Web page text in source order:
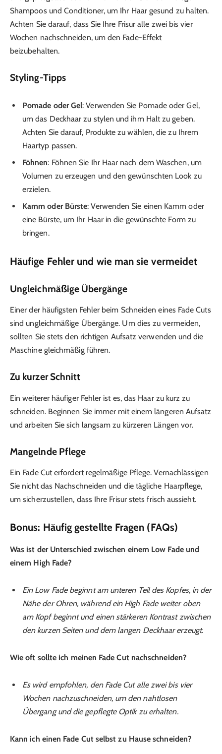
Shampoos und Conditioner, um Ihr Haar gesund zu halten.
Achten Sie darauf, dass Sie Ihre Frisur alle zwei bis vier
Wochen nachschneiden, um den Fade-Effekt
beizubehalten.
Styling-Tipps
Pomade oder Gel: Verwenden Sie Pomade oder Gel,
um das Deckhaar zu stylen und ihm Halt zu geben.
Achten Sie darauf, Produkte zu wählen, die zu Ihrem
Haartyp passen.
Föhnen: Föhnen Sie Ihr Haar nach dem Waschen, um
Volumen zu erzeugen und den gewünschten Look zu
erzielen.
Kamm oder Bürste: Verwenden Sie einen Kamm oder
eine Bürste, um Ihr Haar in die gewünschte Form zu
bringen.
Häufige Fehler und wie man sie vermeidet
Ungleichmäßige Übergänge
Einer der häufigsten Fehler beim Schneiden eines Fade Cuts
sind ungleichmäßige Übergänge. Um dies zu vermeiden,
sollten Sie stets den richtigen Aufsatz verwenden und die
Maschine gleichmäßig führen.
Zu kurzer Schnitt
Ein weiterer häufiger Fehler ist es, das Haar zu kurz zu
schneiden. Beginnen Sie immer mit einem längeren Aufsatz
und arbeiten Sie sich langsam zu kürzeren Längen vor.
Mangelnde Pflege
Ein Fade Cut erfordert regelmäßige Pflege. Vernachlässigen
Sie nicht das Nachschneiden und die tägliche Haarpflege,
um sicherzustellen, dass Ihre Frisur stets frisch aussieht.
Bonus: Häufig gestellte Fragen (FAQs)
Was ist der Unterschied zwischen einem Low Fade und
einem High Fade?
Ein Low Fade beginnt am unteren Teil des Kopfes, in der
Nähe der Ohren, während ein High Fade weiter oben
am Kopf beginnt und einen stärkeren Kontrast zwischen
den kurzen Seiten und dem langen Deckhaar erzeugt.
Wie oft sollte ich meinen Fade Cut nachschneiden?
Es wird empfohlen, den Fade Cut alle zwei bis vier
Wochen nachzuschneiden, um den nahtlosen
Übergang und die gepflegte Optik zu erhalten.
Kann ich einen Fade Cut selbst zu Hause schneiden?